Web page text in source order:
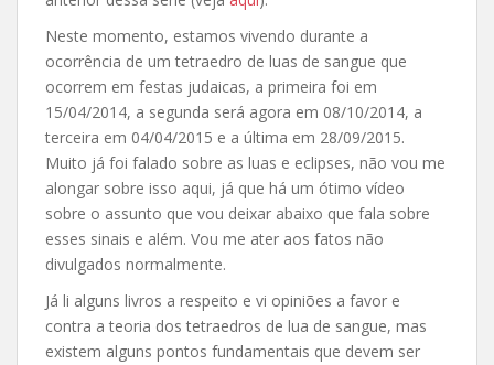
Neste momento, estamos vivendo durante a
ocorrência de um tetraedro de luas de sangue que
ocorrem em festas judaicas, a primeira foi em
15/04/2014, a segunda será agora em 08/10/2014, a
terceira em 04/04/2015 e a última em 28/09/2015.
Muito já foi falado sobre as luas e eclipses, não vou me
alongar sobre isso aqui, já que há um ótimo vídeo
sobre o assunto que vou deixar abaixo que fala sobre
esses sinais e além. Vou me ater aos fatos não
divulgados normalmente.
Já li alguns livros a respeito e vi opiniões a favor e
contra a teoria dos tetraedros de lua de sangue, mas
existem alguns pontos fundamentais que devem ser